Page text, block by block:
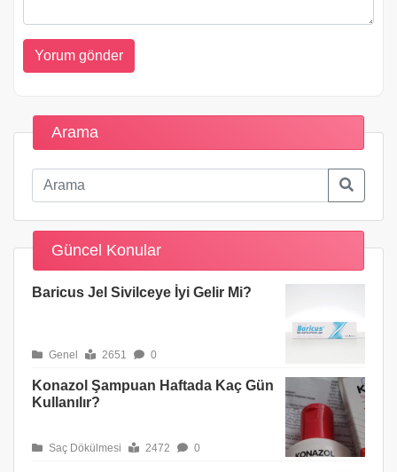
Arama
Güncel Konular
Baricus Jel Sivilceye İyi Gelir Mi?
Genel 2651 0
Konazol Şampuan Haftada Kaç Gün
Kullanılır?
Saç Dökülmesi 2472 0